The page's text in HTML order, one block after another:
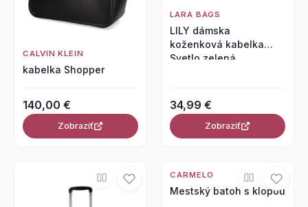
CALVIN KLEIN
kabelka Shopper
140,00 €
Zobraziť
LARA BAGS
LILY dámska
koženková kabelka
Svetlo zelená
34,99 €
Zobraziť
CARMELO
Mestský batoh s klopou